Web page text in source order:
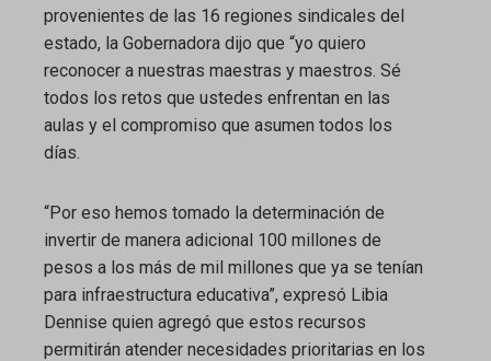
provenientes de las 16 regiones sindicales del
estado, la Gobernadora dijo que “yo quiero
reconocer a nuestras maestras y maestros. Sé
todos los retos que ustedes enfrentan en las
aulas y el compromiso que asumen todos los
días.
“Por eso hemos tomado la determinación de
invertir de manera adicional 100 millones de
pesos a los más de mil millones que ya se tenían
para infraestructura educativa”, expresó Libia
Dennise quien agregó que estos recursos
permitirán atender necesidades prioritarias en los